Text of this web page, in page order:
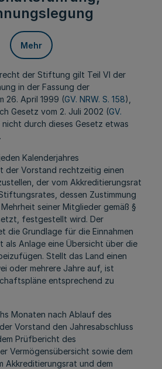
Mehr
der Stiftung gilt Teil VI der
in der Fassung der
26. April 1999 (GV. NRW. S. 158),
Gesetz vom 2. Juli 2002 (GV.
durch dieses Gesetz etwas
Kalenderjahres
der Vorstand rechtzeitig einen
der vom Akkreditierungsrat
dessen Zustimmung
seiner Mitglieder gemäß §
festgestellt wird. Der
die Grundlage für die Einnahmen
als Anlage eine Übersicht über die
Stellt das Land einen
oder mehrere Jahre auf, ist
entsprechend zu
Monaten nach Ablauf des
Vorstand den Jahresabschluss
Prüfbericht des
Vermögensübersicht sowie dem
Akkreditierungsrat und dem